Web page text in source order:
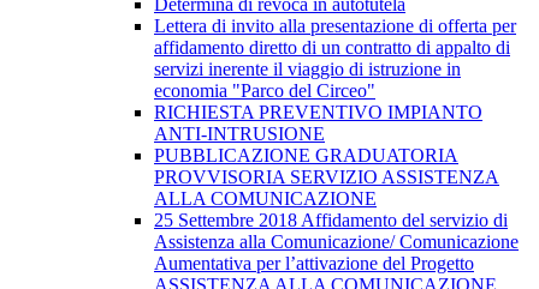
Determina di revoca in autotutela
Lettera di invito alla presentazione di offerta per
affidamento diretto di un contratto di appalto di
servizi inerente il viaggio di istruzione in
economia "Parco del Circeo"
RICHIESTA PREVENTIVO IMPIANTO
ANTI-INTRUSIONE
PUBBLICAZIONE GRADUATORIA
PROVVISORIA SERVIZIO ASSISTENZA
ALLA COMUNICAZIONE
25 Settembre 2018 Affidamento del servizio di
Assistenza alla Comunicazione/ Comunicazione
Aumentativa per l’attivazione del Progetto